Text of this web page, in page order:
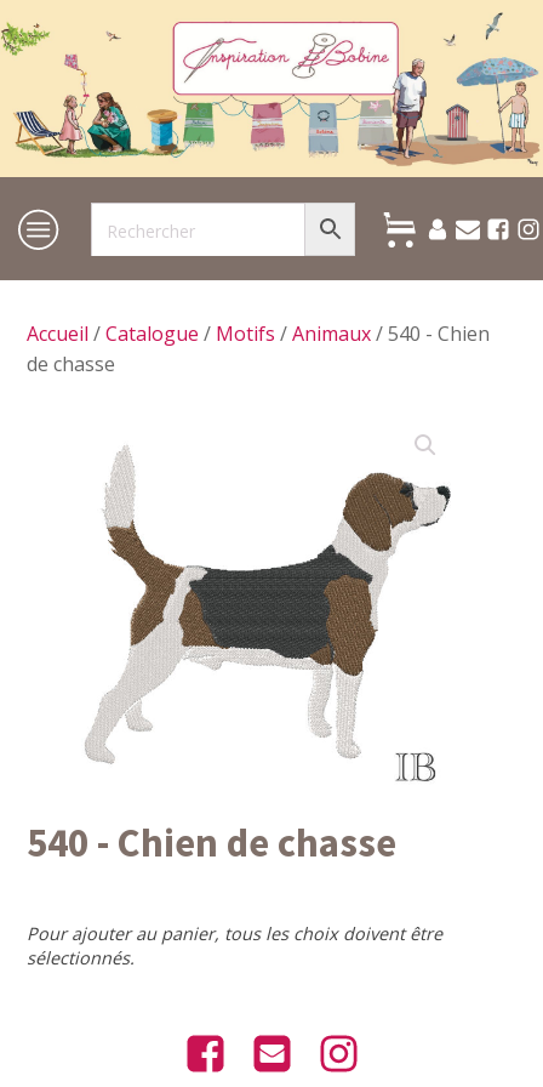
Accueil /Catalogue / Motifs /Animaux/ 540 - Chien
de chasse
540 - Chien de chasse
Pour ajouter au panier, tous les choix doivent être
sélectionnés.